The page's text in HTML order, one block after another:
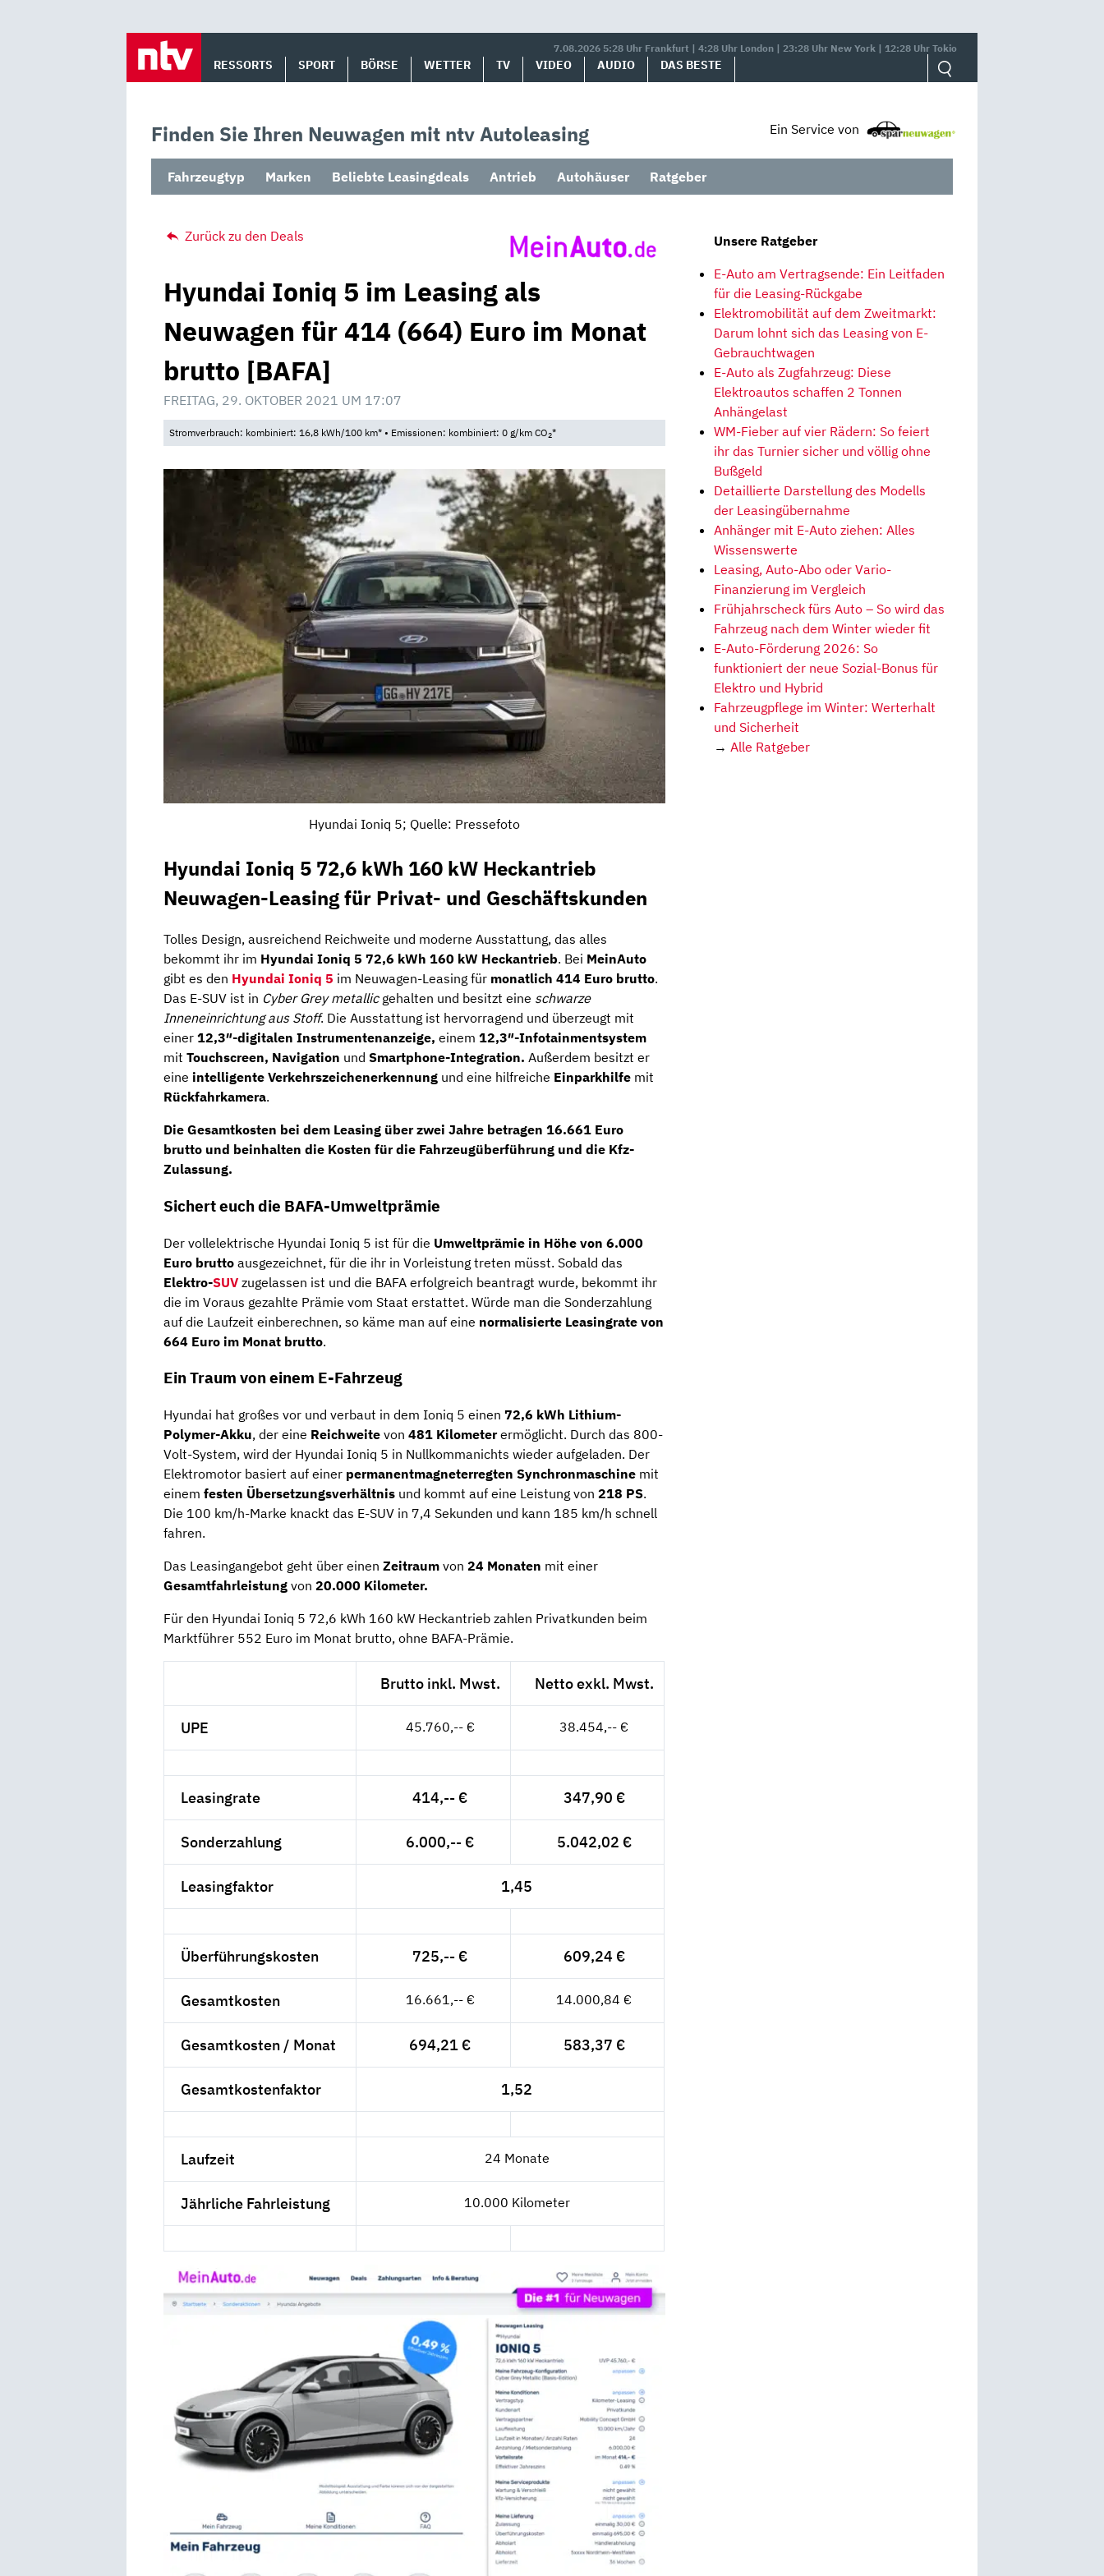
7.08.2026 5:28 Uhr Frankfurt | 4:28 Uhr London | 23:28 Uhr New York | 12:28 Uhr Tokio
RESSORTS SPORT BÖRSE WETTER TV VIDEO AUDIO DAS BESTE
Finden Sie Ihren Neuwagen mit ntv Autoleasing Ein Service von
Fahrzeugtyp Marken Beliebte Leasingdeals Antrieb Autohäuser Ratgeber
Zurück zu den Deals
Hyundai Ioniq 5 im Leasing als
Neuwagen für 414 (664) Euro im Monat
brutto [BAFA]
FREITAG, 29. OKTOBER 2021 UM 17:07
Stromverbrauch: kombiniert: 16,8 kWh/100 km* • Emissionen: kombiniert: 0 g/km CO2*
Hyundai Ioniq 5; Quelle: Pressefoto
Hyundai Ioniq 5 72,6 kWh 160 kW Heckantrieb
Neuwagen-Leasing für Privat- und Geschäftskunden
Tolles Design, ausreichend Reichweite und moderne Ausstattung, das alles
bekommt ihr im Hyundai Ioniq 5 72,6 kWh 160 kW Heckantrieb. Bei MeinAuto
gibt es den Hyundai Ioniq 5 im Neuwagen-Leasing für monatlich 414 Euro brutto.
Das E-SUV ist in Cyber Grey metallicgehalten und besitzt eine schwarze
Inneneinrichtung aus Stoff. Die Ausstattung ist hervorragend und überzeugt mit
einer 12,3″-digitalen Instrumentenanzeige, einem 12,3″-Infotainmentsystem
mit Touchscreen, Navigation und Smartphone-Integration. Außerdem besitzt er
eine intelligente Verkehrszeichenerkennung und eine hilfreiche Einparkhilfe mit
Rückfahrkamera.
Die Gesamtkosten bei dem Leasing über zwei Jahre betragen 16.661 Euro
brutto und beinhalten die Kosten für die Fahrzeugüberführung und die Kfz-
Zulassung.
Sichert euch die BAFA-Umweltprämie
Der vollelektrische Hyundai Ioniq 5 ist für die Umweltprämie in Höhe von 6.000
Euro brutto ausgezeichnet, für die ihr in Vorleistung treten müsst. Sobald das
Elektro-SUV zugelassen ist und die BAFA erfolgreich beantragt wurde, bekommt ihr
die im Voraus gezahlte Prämie vom Staat erstattet. Würde man die Sonderzahlung
auf die Laufzeit einberechnen, so käme man auf eine normalisierte Leasingrate von
664 Euro im Monat brutto.
Ein Traum von einem E-Fahrzeug
Hyundai hat großes vor und verbaut in dem Ioniq 5 einen 72,6 kWh Lithium-
Polymer-Akku, der eine Reichweite von 481 Kilometerermöglicht. Durch das 800-
Volt-System, wird der Hyundai Ioniq 5 in Nullkommanichts wieder aufgeladen. Der
Elektromotor basiert auf einer permanentmagneterregten Synchronmaschine mit
einem festen Übersetzungsverhältnis und kommt auf eine Leistung von 218 PS.
Die 100 km/h-Marke knackt das E-SUV in 7,4 Sekunden und kann 185 km/h schnell
fahren.
Das Leasingangebot geht über einen Zeitraum von 24 Monaten mit einer
Gesamtfahrleistung von 20.000 Kilometer.
Für den Hyundai Ioniq 5 72,6 kWh 160 kW Heckantrieb zahlen Privatkunden beim
Marktführer 552 Euro im Monat brutto, ohne BAFA-Prämie.
Brutto inkl. Mwst. Netto exkl. Mwst.
UPE 45.760,-- € 38.454,-- €
Leasingrate 414,-- € 347,90 €
Sonderzahlung 6.000,-- € 5.042,02 €
Leasingfaktor 1,45
Überführungskosten 725,-- € 609,24 €
Gesamtkosten 16.661,-- € 14.000,84 €
Gesamtkosten / Monat 694,21 € 583,37 €
Gesamtkostenfaktor 1,52
Laufzeit 24 Monate
Jährliche Fahrleistung 10.000 Kilometer
Unsere Ratgeber
E-Auto am Vertragsende: Ein Leitfaden
für die Leasing-Rückgabe
Elektromobilität auf dem Zweitmarkt:
Darum lohnt sich das Leasing von E-
Gebrauchtwagen
E-Auto als Zugfahrzeug: Diese
Elektroautos schaffen 2 Tonnen
Anhängelast
WM-Fieber auf vier Rädern: So feiert
ihr das Turnier sicher und völlig ohne
Bußgeld
Detaillierte Darstellung des Modells
der Leasingübernahme
Anhänger mit E-Auto ziehen: Alles
Wissenswerte
Leasing, Auto-Abo oder Vario-
Finanzierung im Vergleich
Frühjahrscheck fürs Auto – So wird das
Fahrzeug nach dem Winter wieder fit
E-Auto-Förderung 2026: So
funktioniert der neue Sozial-Bonus für
Elektro und Hybrid
Fahrzeugpflege im Winter: Werterhalt
und Sicherheit
→ Alle Ratgeber